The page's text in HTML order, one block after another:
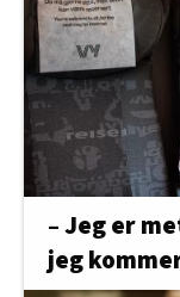
– Jeg er
jeg